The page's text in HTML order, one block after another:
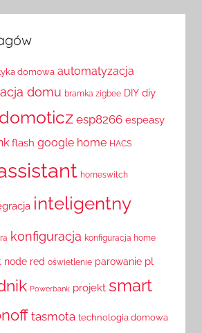
domowa automatyzacja
domu bramka zigbee DIY diy
domoticz esp8266 espeasy
flash google home HACS
homeswitch
inteligentny
konfiguracja konfiguracja home
node red oświetlenie parowanie pl
Powerbank projekt smart
tasmota technologia domowa